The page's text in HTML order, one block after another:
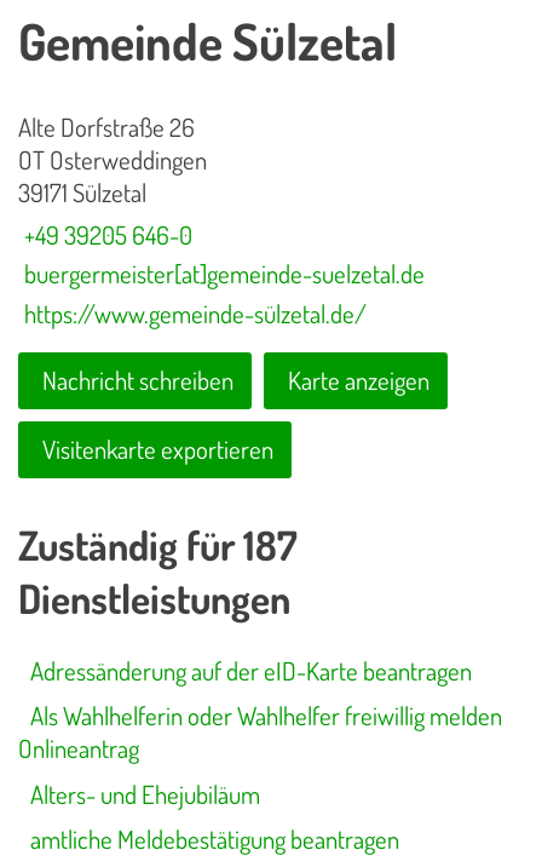
Gemeinde Sülzetal
Alte Dorfstraße 26
OT Osterweddingen
39171 Sülzetal
+49 39205 646-0
buergermeister[at]gemeinde-suelzetal.de
https://www.gemeinde-sülzetal.de/
Nachricht schreiben Karte anzeigen
Visitenkarte exportieren
Zuständig für 187
Dienstleistungen
Adressänderung auf der eID-Karte beantragen
Als Wahlhelferin oder Wahlhelfer freiwillig melden
Onlineantrag
Alters- und Ehejubiläum
amtliche Meldebestätigung beantragen